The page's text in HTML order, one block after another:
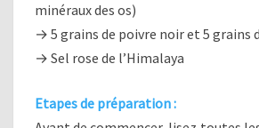
minéraux des os)
→ 5 grains de poivre noir et 5 grains
→ Sel rose de l’Himalaya
Etapes de préparation :